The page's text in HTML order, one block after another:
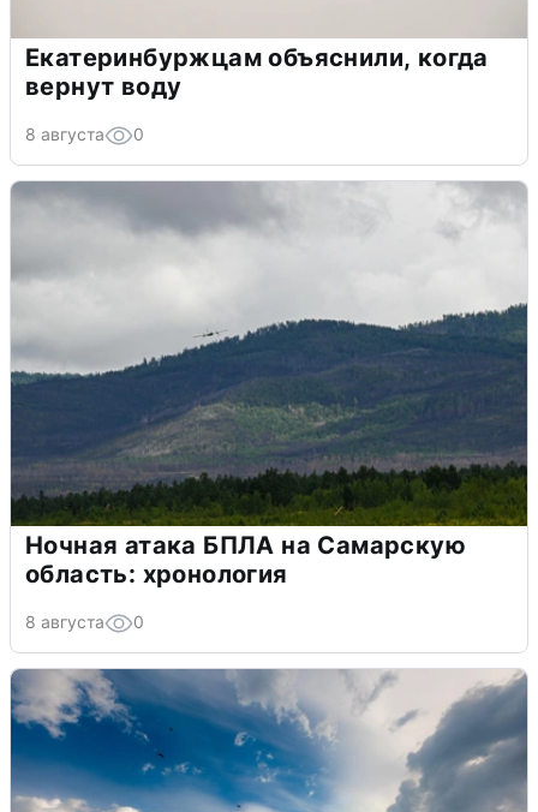
Екатеринбуржцам объяснили, когда
вернут воду
8 августа 0
Ночная атака БПЛА на Самарскую
область: хронология
8 августа 0